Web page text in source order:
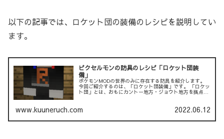
以下の記事では、ロケット団の装備のレシピを説明してい
ます。
ピクセルモンの防具のレシピ「ロケット団装
備」
ポケモンMODの世界のみに存在する防具を紹介します。
今回ご紹介するのは、「ロケット団装備」です。 「ロケッ
ト団」とは、おもにカントー地方・ジョウト地方を拠点に
www.kuuneruch.com 2022.06.12